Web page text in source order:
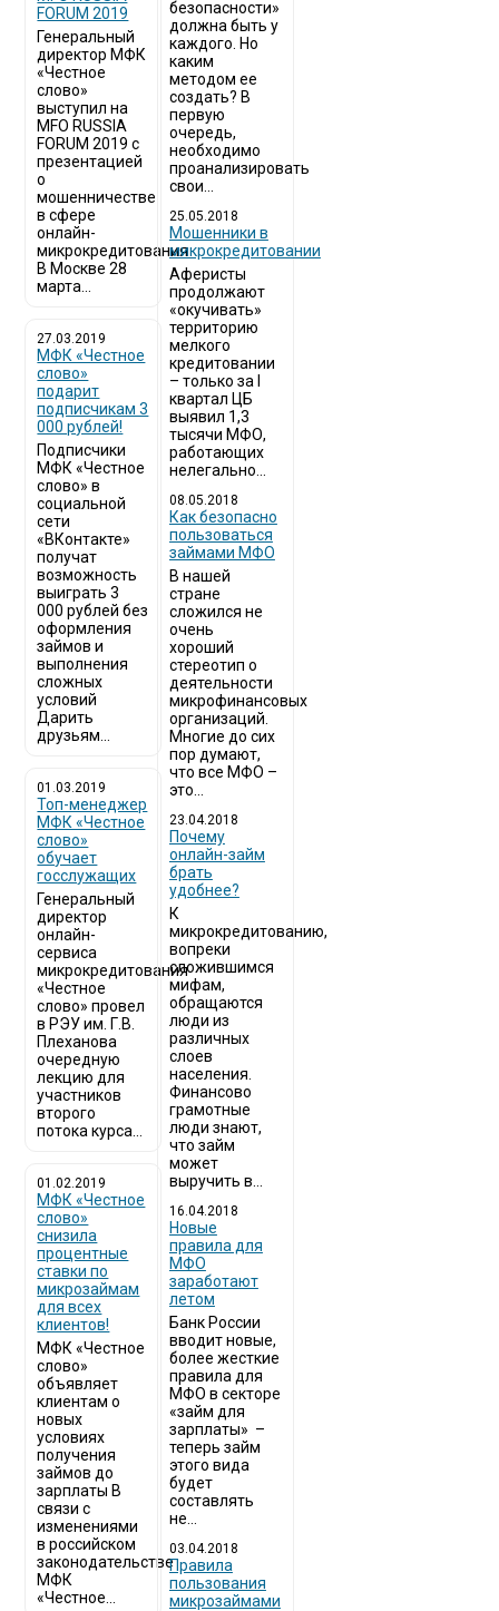
FORUM 2019
Генеральный
директор МФК
«Честное
слово»
выступил на
MFO RUSSIA
FORUM 2019 с
презентацией
о
мошенничестве
в сфере
онлайн-
микрокредитования
В Москве 28
марта...
27.03.2019
МФК «Честное
слово»
подарит
подписчикам 3
000 рублей!
Подписчики
МФК «Честное
слово» в
социальной
сети
«ВКонтакте»
получат
возможность
выиграть 3
000 рублей без
оформления
займов и
выполнения
сложных
условий
Дарить
друзьям...
01.03.2019
Топ-менеджер
МФК «Честное
слово»
обучает
госслужащих
Генеральный
директор
онлайн-
сервиса
микрокредитования
«Честное
слово» провел
в РЭУ им. Г.В.
Плеханова
очередную
лекцию для
участников
второго
потока курса...
01.02.2019
МФК «Честное
слово»
снизила
процентные
ставки по
микрозаймам
для всех
клиентов!
МФК «Честное
слово»
объявляет
клиентам о
новых
условиях
получения
займов до
зарплаты В
связи с
изменениями
в российском
законодательстве
МФК
«Честное...
безопасности»
должна быть у
каждого. Но
каким
методом ее
создать? В
первую
очередь,
необходимо
проанализировать
свои...
25.05.2018
Мошенники в
микрокредитовании
Аферисты
продолжают
«окучивать»
территорию
мелкого
кредитовании
– только за I
квартал ЦБ
выявил 1,3
тысячи МФО,
работающих
нелегально...
08.05.2018
Как безопасно
пользоваться
займами МФО
В нашей
стране
сложился не
очень
хороший
стереотип о
деятельности
микрофинансовых
организаций.
Многие до сих
пор думают,
что все МФО –
это...
23.04.2018
Почему
онлайн-займ
брать
удобнее?
К
микрокредитованию,
вопреки
сложившимся
мифам,
обращаются
люди из
различных
слоев
населения.
Финансово
грамотные
люди знают,
что займ
может
выручить в...
16.04.2018
Новые
правила для
МФО
заработают
летом
Банк России
вводит новые,
более жесткие
правила для
МФО в секторе
«займ для
зарплаты» –
теперь займ
этого вида
будет
составлять
не...
03.04.2018
​Правила
пользования
микрозаймами